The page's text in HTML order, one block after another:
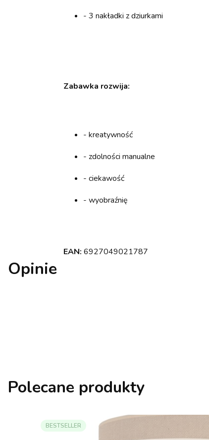
- 3 nakładki z dziurkami
Zabawka rozwija:
- kreatywność
- zdolności manualne
- ciekawość
- wyobraźnię
EAN: 6927049021787
Opinie
Polecane produkty
BESTSELLER